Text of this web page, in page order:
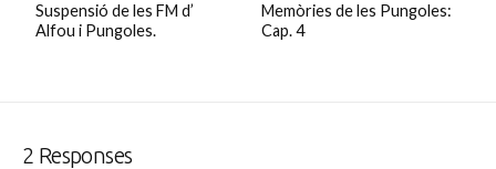
Suspensió de les FM d’
Alfou i Pungoles.
Memòries de les Pungoles:
Cap. 4
2 Responses